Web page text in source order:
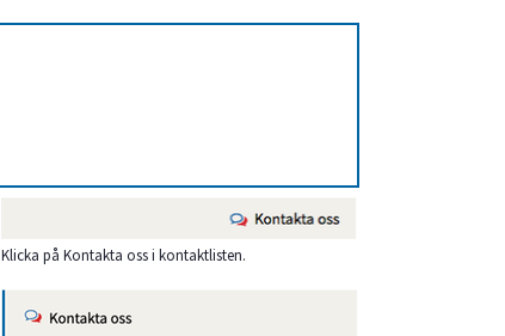
Förstora bilden
Klicka på Kontakta oss i kontaktlisten.